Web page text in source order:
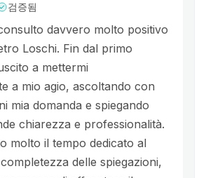
검증됨
davvero molto positivo
Loschi. Fin dal primo
a mettermi
a mio agio, ascoltando con
mia domanda e spiegando
chiarezza e professionalità.
molto il tempo dedicato al
delle spiegazioni,